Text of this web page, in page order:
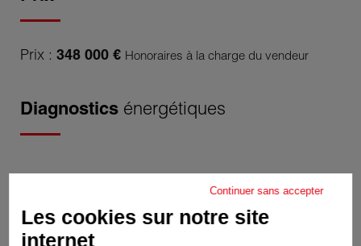
Prix : 348 000 € Honoraires à la charge du vendeur
Diagnostics énergétiques
Continuer sans accepter
Les cookies sur notre site
internet